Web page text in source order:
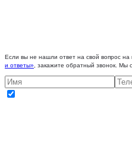
Если вы не нашли ответ на свой вопрос
и ответы» , закажите обратный звонок. Мы